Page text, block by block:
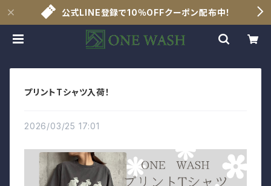
公式LINE登録で10％OFFクーポン配布中！
プリントTシャツ入荷！
2026/03/25 17:01